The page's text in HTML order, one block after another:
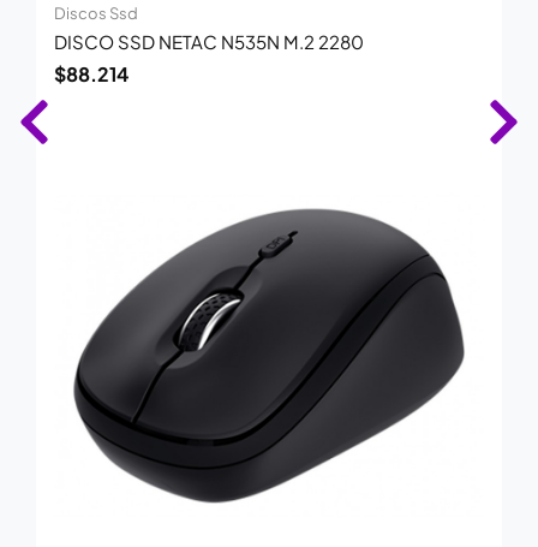
Discos Ssd
DISCO SSD NETAC N535N M.2 2280
$88.214